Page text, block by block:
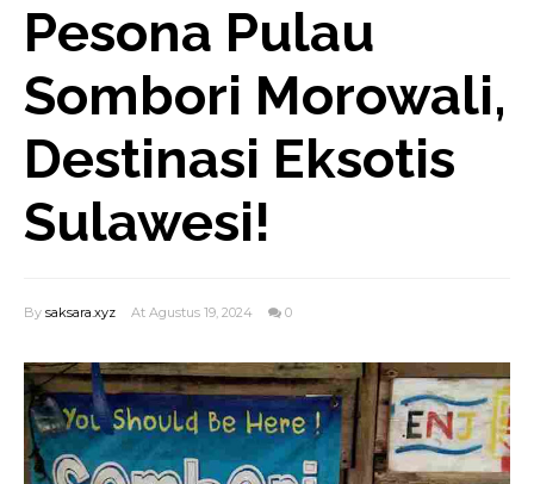
Pesona Pulau
Sombori Morowali,
Destinasi Eksotis
Sulawesi!
By saksara.xyz At Agustus 19, 2024 0